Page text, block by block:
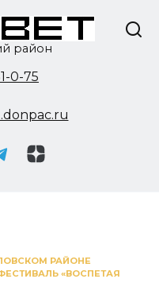
район
0-75
РАЙОНЕ
«ВОСПЕТАЯ